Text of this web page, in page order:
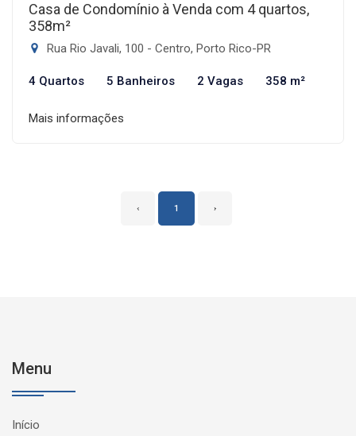
Casa de Condomínio à Venda com 4 quartos,
358m²
Rua Rio Javali, 100 - Centro, Porto Rico-PR
4 Quartos 5 Banheiros 2 Vagas 358 m²
Mais informações
‹ 1 ›
Menu
Início